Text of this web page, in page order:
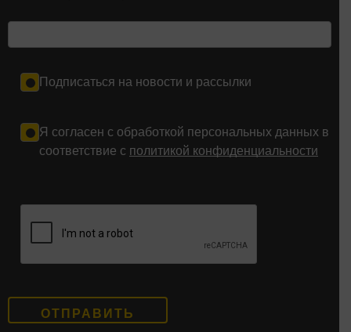
Подписаться на новости и рассылки
Я согласен с обработкой персональных данных в
соответствие с политикой конфиденциальности